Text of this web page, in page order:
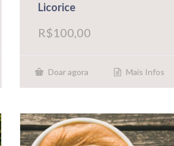
Licorice
R$100,00
Doar agora Mais Infos